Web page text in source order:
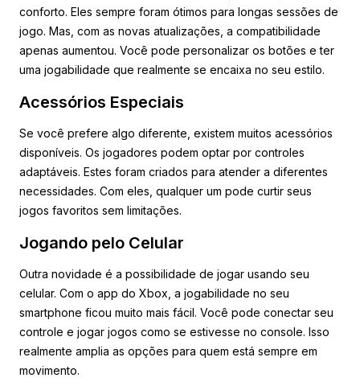
conforto. Eles sempre foram ótimos para longas sessões de
jogo. Mas, com as novas atualizações, a compatibilidade
apenas aumentou. Você pode personalizar os botões e ter
uma jogabilidade que realmente se encaixa no seu estilo.
Acessórios Especiais
Se você prefere algo diferente, existem muitos acessórios
disponíveis. Os jogadores podem optar por controles
adaptáveis. Estes foram criados para atender a diferentes
necessidades. Com eles, qualquer um pode curtir seus
jogos favoritos sem limitações.
Jogando pelo Celular
Outra novidade é a possibilidade de jogar usando seu
celular. Com o app do Xbox, a jogabilidade no seu
smartphone ficou muito mais fácil. Você pode conectar seu
controle e jogar jogos como se estivesse no console. Isso
realmente amplia as opções para quem está sempre em
movimento.